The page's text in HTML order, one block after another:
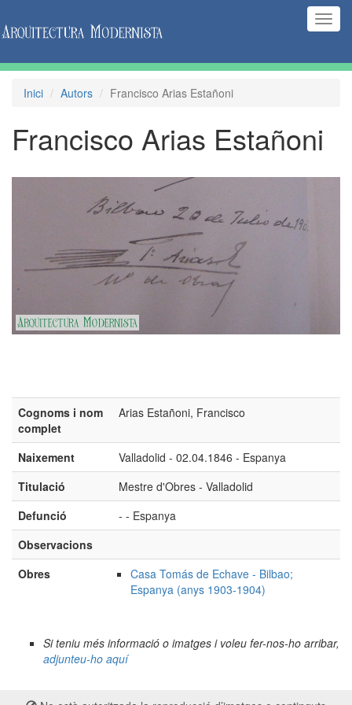
Inici Autors Francisco Arias Estañoni
Francisco Arias Estañoni
Cognoms i nom
complet
Arias Estañoni, Francisco
Naixement
Valladolid - 02.04.1846 - Espanya
Titulació
Mestre d'Obres - Valladolid
Defunció
- - Espanya
Observacions
Obres
Casa Tomás de Echave - Bilbao;
Espanya (anys 1903-1904)
Si teniu més informació o imatges i voleu fer-nos-ho arribar,
adjunteu-ho aquí